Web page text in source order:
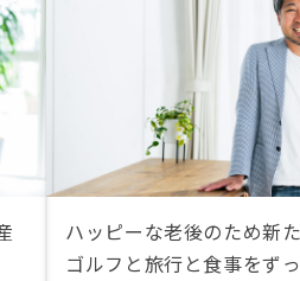
ハッピーな老後のため新
ゴルフと旅行と食事をず